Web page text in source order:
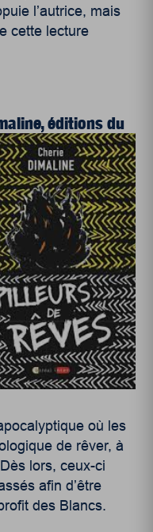
l’autrice, mais
cette lecture
éditions du
où les
de rêver, à
lors, ceux-ci
afin d’être
des Blancs.